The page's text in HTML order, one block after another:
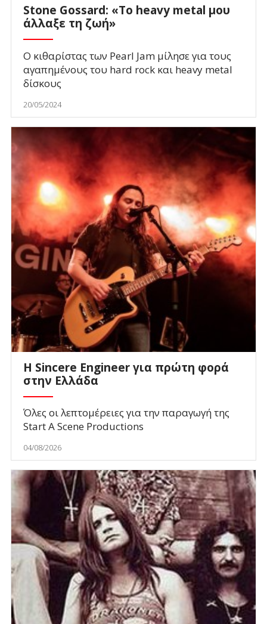
Stone Gossard: «Το heavy metal μου
άλλαξε τη ζωή»
Ο κιθαρίστας των Pearl Jam μίλησε για τους
αγαπημένους του hard rock και heavy metal
δίσκους
20/05/2024
Η Sincere Engineer για πρώτη φορά
στην Ελλάδα
Όλες οι λεπτομέρειες για την παραγωγή της
Start A Scene Productions
04/08/2026